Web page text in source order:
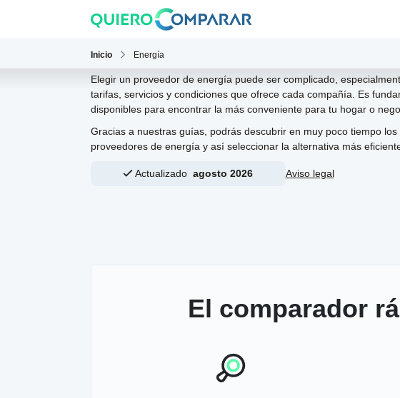
Inicio Energía
Elegir un proveedor de energía puede ser complicado,
tarifas, servicios y condiciones que ofrece cada compañía. Es
disponibles para encontrar la más conveniente para tu hogar o
Gracias a nuestras guías, podrás descubrir en muy poco tiempo
proveedores de energía y así seleccionar la alternativa más
Actualizado agosto 2026 Aviso legal
El comparador